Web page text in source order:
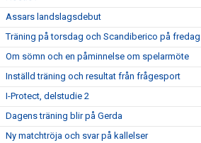
Assars landslagsdebut
Träning på torsdag och Scandiberico på fredag
Om sömn och en påminnelse om spelarmöte
Inställd träning och resultat från frågesport
I-Protect, delstudie 2
Dagens träning blir på Gerda
Ny matchtröja och svar på kallelser